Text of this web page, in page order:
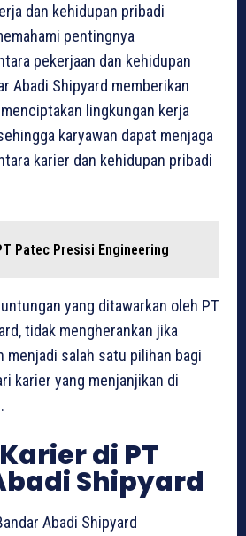
dan kehidupan pribadi
pentingnya
pekerjaan dan kehidupan
Abadi Shipyard memberikan
lingkungan kerja
karyawan dapat menjaga
karier dan kehidupan pribadi
Patec Presisi Engineering
yang ditawarkan oleh PT
tidak mengherankan jika
menjadi salah satu pilihan bagi
karier yang menjanjikan di
di PT
Shipyard
Abadi Shipyard